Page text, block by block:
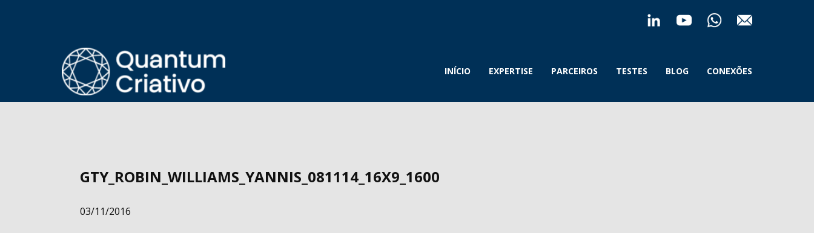
INÍCIO EXPERTISE PARCEIROS TESTES BLOG CONEXÕES
GTY_ROBIN_WILLIAMS_YANNIS_081114_16X9_1600
03/11/2016